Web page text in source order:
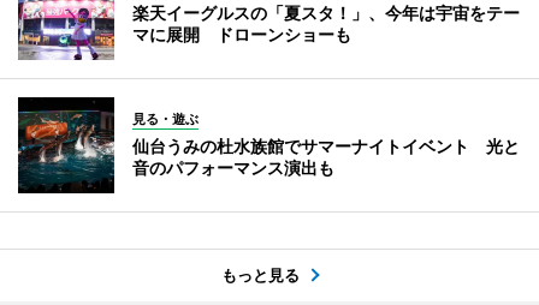
楽天イーグルスの「夏スタ！」、今年は宇宙をテー
マに展開 ドローンショーも
見る・遊ぶ
仙台うみの杜水族館でサマーナイトイベント 光と
音のパフォーマンス演出も
もっと見る